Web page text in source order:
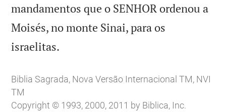
mandamentos que o SENHOR ordenou a
Moisés, no monte Sinai, para os
israelitas.
Biblia Sagrada, Nova Versão Internacional TM, NVI
TM
Copyright © 1993, 2000, 2011 by Biblica, Inc.